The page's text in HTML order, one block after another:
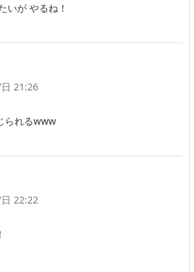
いが やるね！
21:26
られるwww
22:22